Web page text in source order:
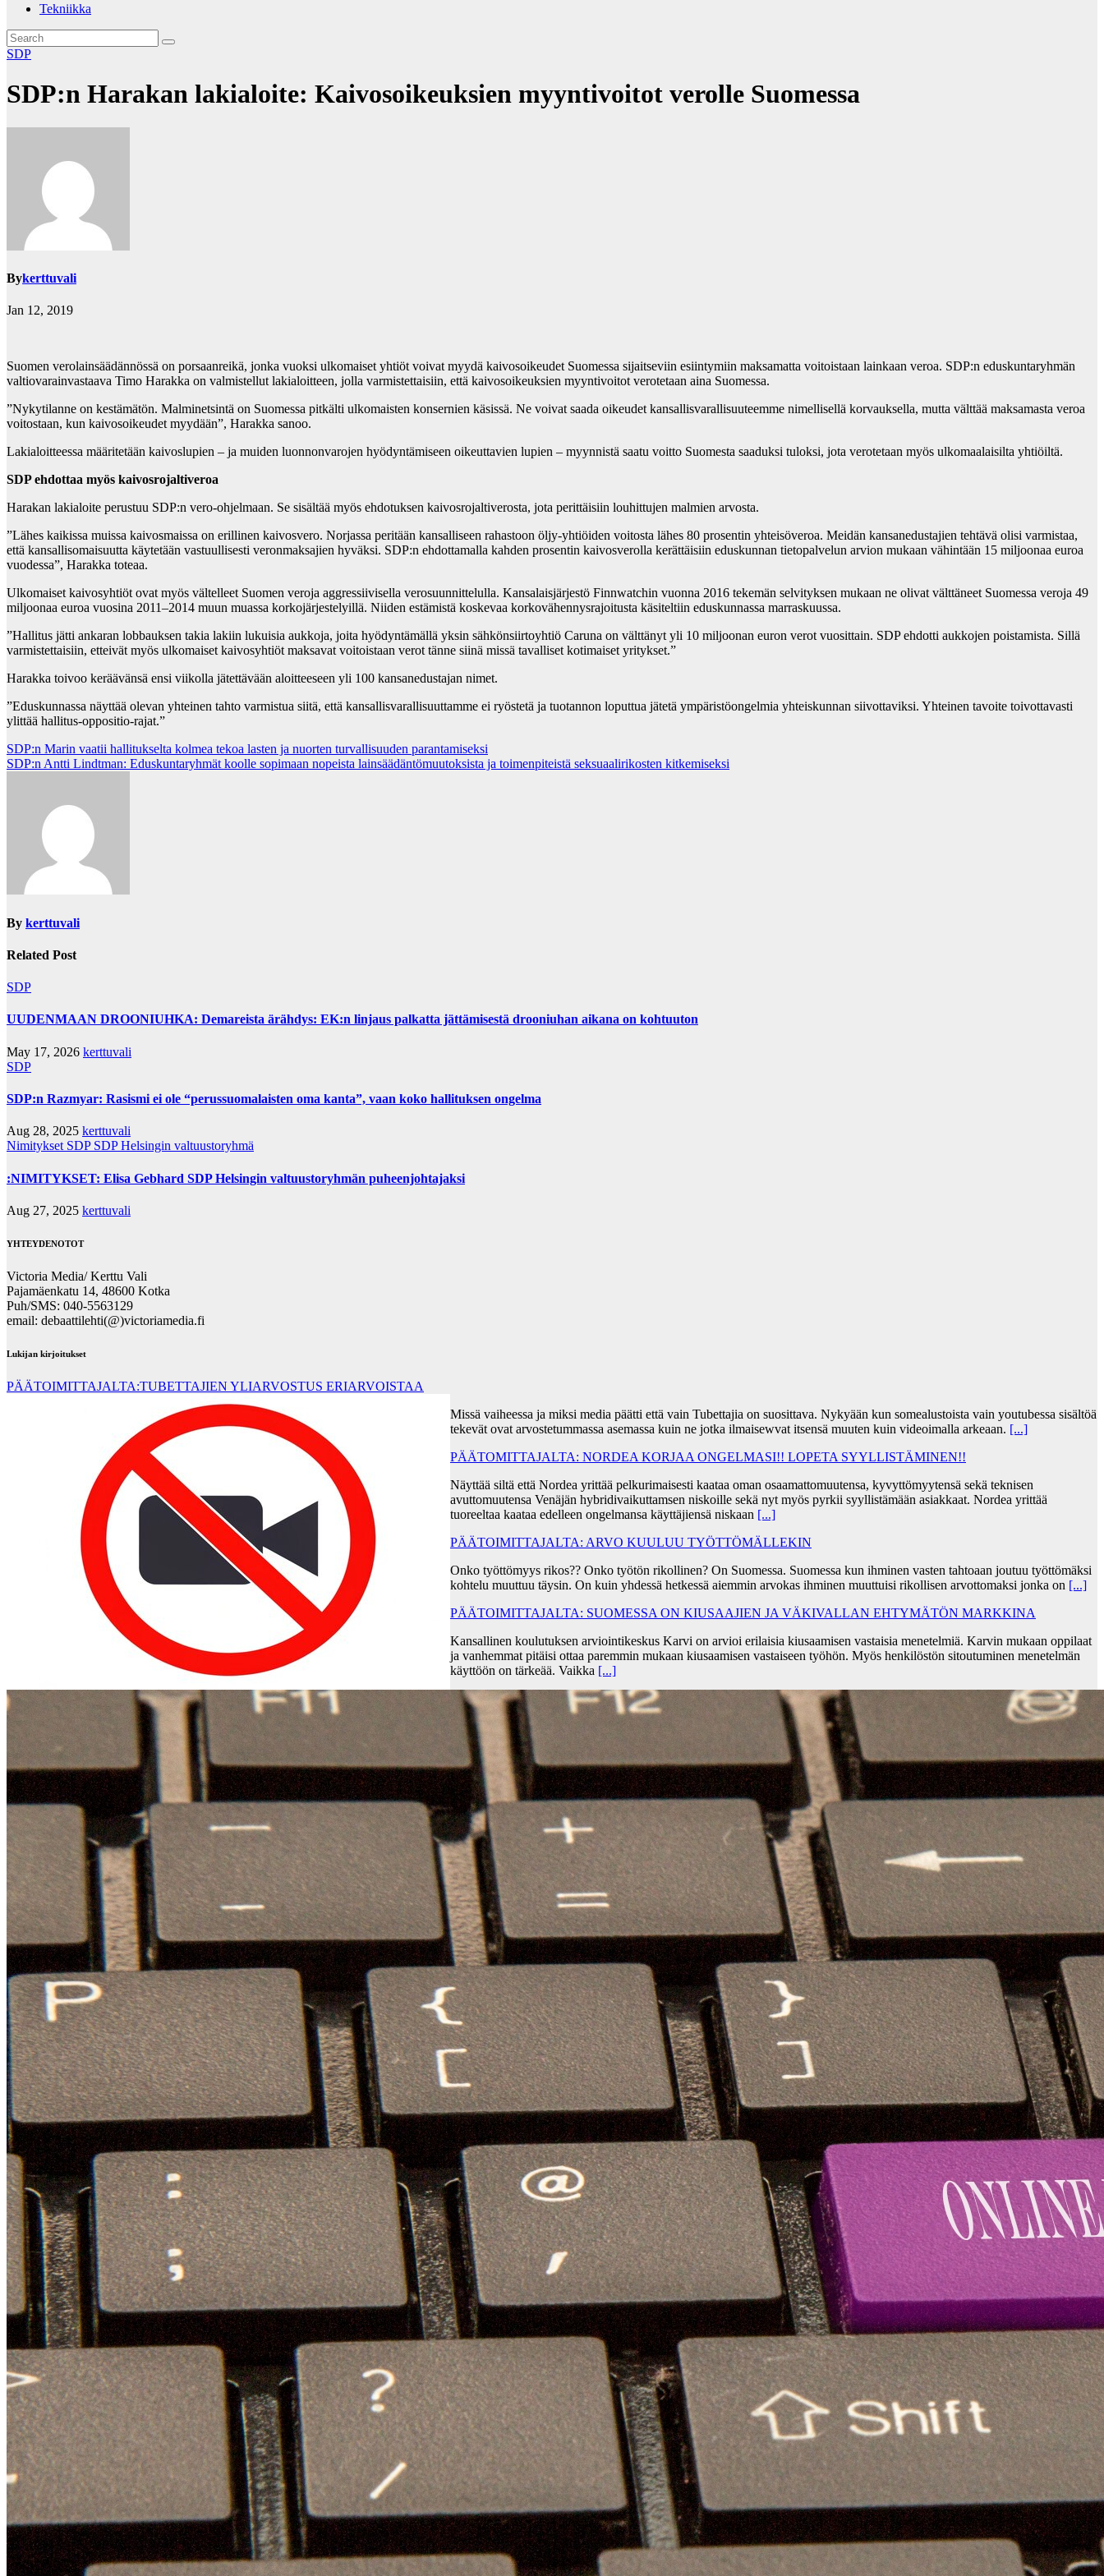
Tekniikka
SDP
SDP:n Harakan lakialoite: Kaivosoikeuksien myyntivoitot verolle Suomessa
Bykerttuvali
Jan 12, 2019
Suomen verolainsäädännössä on porsaanreikä, jonka vuoksi ulkomaiset yhtiöt voivat myydä kaivosoikeudet Suomessa sijaitseviin esiintymiin maksamatta voitoistaan lainkaan veroa. SDP:n eduskuntaryhmän
valtiovarainvastaava Timo Harakka on valmistellut lakialoitteen, jolla varmistettaisiin, että kaivosoikeuksien myyntivoitot verotetaan aina Suomessa.
”Nykytilanne on kestämätön. Malminetsintä on Suomessa pitkälti ulkomaisten konsernien käsissä. Ne voivat saada oikeudet kansallisvarallisuuteemme nimellisellä korvauksella, mutta välttää maksamasta veroa
voitostaan, kun kaivosoikeudet myydään”, Harakka sanoo.
Lakialoitteessa määritetään kaivoslupien – ja muiden luonnonvarojen hyödyntämiseen oikeuttavien lupien – myynnistä saatu voitto Suomesta saaduksi tuloksi, jota verotetaan myös ulkomaalaisilta yhtiöiltä.
SDP ehdottaa myös kaivosrojaltiveroa
Harakan lakialoite perustuu SDP:n vero-ohjelmaan. Se sisältää myös ehdotuksen kaivosrojaltiverosta, jota perittäisiin louhittujen malmien arvosta.
”Lähes kaikissa muissa kaivosmaissa on erillinen kaivosvero. Norjassa peritään kansalliseen rahastoon öljy-yhtiöiden voitosta lähes 80 prosentin yhteisöveroa. Meidän kansanedustajien tehtävä olisi varmistaa,
että kansallisomaisuutta käytetään vastuullisesti veronmaksajien hyväksi. SDP:n ehdottamalla kahden prosentin kaivosverolla kerättäisiin eduskunnan tietopalvelun arvion mukaan vähintään 15 miljoonaa euroa
vuodessa”, Harakka toteaa.
Ulkomaiset kaivosyhtiöt ovat myös vältelleet Suomen veroja aggressiivisella verosuunnittelulla. Kansalaisjärjestö Finnwatchin vuonna 2016 tekemän selvityksen mukaan ne olivat välttäneet Suomessa veroja 49
miljoonaa euroa vuosina 2011–2014 muun muassa korkojärjestelyillä. Niiden estämistä koskevaa korkovähennysrajoitusta käsiteltiin eduskunnassa marraskuussa.
”Hallitus jätti ankaran lobbauksen takia lakiin lukuisia aukkoja, joita hyödyntämällä yksin sähkönsiirtoyhtiö Caruna on välttänyt yli 10 miljoonan euron verot vuosittain. SDP ehdotti aukkojen poistamista. Sillä
varmistettaisiin, etteivät myös ulkomaiset kaivosyhtiöt maksavat voitoistaan verot tänne siinä missä tavalliset kotimaiset yritykset.”
Harakka toivoo keräävänsä ensi viikolla jätettävään aloitteeseen yli 100 kansanedustajan nimet.
”Eduskunnassa näyttää olevan yhteinen tahto varmistua siitä, että kansallisvarallisuuttamme ei ryöstetä ja tuotannon loputtua jätetä ympäristöongelmia yhteiskunnan siivottaviksi. Yhteinen tavoite toivottavasti
ylittää hallitus-oppositio-rajat.”
Post
navigation
SDP:n Marin vaatii hallitukselta kolmea tekoa lasten ja nuorten turvallisuuden parantamiseksi
SDP:n Antti Lindtman: Eduskuntaryhmät koolle sopimaan nopeista lainsäädäntömuutoksista ja toimenpiteistä seksuaalirikosten kitkemiseksi
By kerttuvali
Related Post
SDP
UUDENMAAN DROONIUHKA: Demareista ärähdys: EK:n linjaus palkatta jättämisestä drooniuhan aikana on kohtuuton
May 17, 2026 kerttuvali
SDP
SDP:n Razmyar: Rasismi ei ole “perussuomalaisten oma kanta”, vaan koko hallituksen ongelma
Aug 28, 2025 kerttuvali
Nimitykset SDP SDP Helsingin valtuustoryhmä
:NIMITYKSET: Elisa Gebhard SDP Helsingin valtuustoryhmän puheenjohtajaksi
Aug 27, 2025 kerttuvali
YHTEYDENOTOT
Victoria Media/ Kerttu Vali
Pajamäenkatu 14, 48600 Kotka
Puh/SMS: 040-5563129
email: debaattilehti(@)victoriamedia.fi
Lukijan kirjoitukset
PÄÄTOIMITTAJALTA:TUBETTAJIEN YLIARVOSTUS ERIARVOISTAA
Missä vaiheessa ja miksi media päätti että vain Tubettajia on suosittava. Nykyään kun somealustoista vain youtubessa sisältöä
tekevät ovat arvostetummassa asemassa kuin ne jotka ilmaisewvat itsensä muuten kuin videoimalla arkeaan. [...]
PÄÄTOMITTAJALTA: NORDEA KORJAA ONGELMASI!! LOPETA SYYLLISTÄMINEN!!
Näyttää siltä että Nordea yrittää pelkurimaisesti kaataa oman osaamattomuutensa, kyvyttömyytensä sekä teknisen
avuttomuutensa Venäjän hybridivaikuttamsen niskoille sekä nyt myös pyrkii syyllistämään asiakkaat. Nordea yrittää
tuoreeltaa kaataa edelleen ongelmansa käyttäjiensä niskaan [...]
PÄÄTOIMITTAJALTA: ARVO KUULUU TYÖTTÖMÄLLEKIN
Onko työttömyys rikos?? Onko työtön rikollinen? On Suomessa. Suomessa kun ihminen vasten tahtoaan joutuu työttömäksi
kohtelu muuttuu täysin. On kuin yhdessä hetkessä aiemmin arvokas ihminen muuttuisi rikollisen arvottomaksi jonka on [...]
PÄÄTOIMITTAJALTA: SUOMESSA ON KIUSAAJIEN JA VÄKIVALLAN EHTYMÄTÖN MARKKINA
Kansallinen koulutuksen arviointikeskus Karvi on arvioi erilaisia kiusaamisen vastaisia menetelmiä. Karvin mukaan oppilaat
ja vanhemmat pitäisi ottaa paremmin mukaan kiusaamisen vastaiseen työhön. Myös henkilöstön sitoutuminen menetelmän
käyttöön on tärkeää. Vaikka [...]